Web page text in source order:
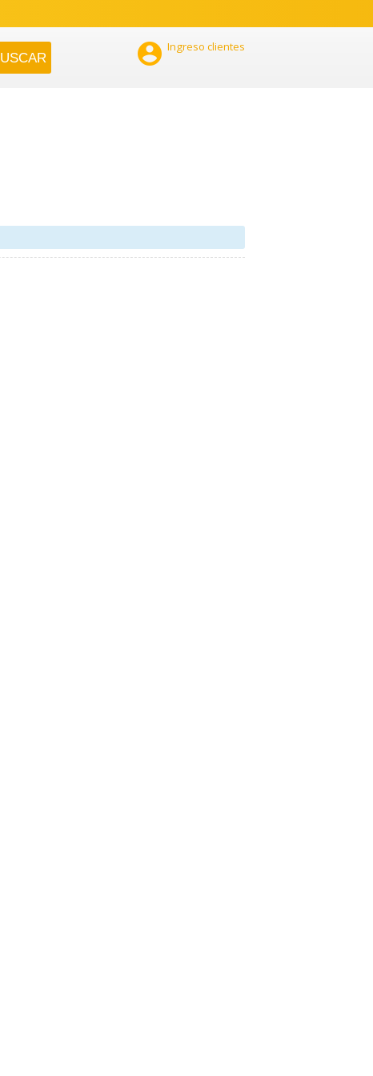
 Ingreso clientes